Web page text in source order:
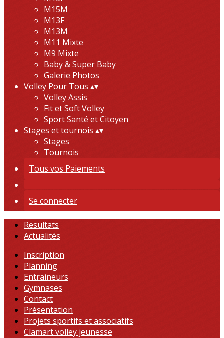
M15M
M13F
M13M
M11 Mixte
M9 Mixte
Baby & Super Baby
Galerie Photos
Volley Pour Tous ▴▾
Volley Assis
Fit et Soft Volley
Sport Santé et Citoyen
Stages et tournois ▴▾
Stages
Tournois
Tous vos Paiements
Se connecter
Resultats
Actualités
Inscription
Planning
Entraineurs
Gymnases
Contact
Présentation
Projets sportifs et associatifs
Clamart volley jeunesse